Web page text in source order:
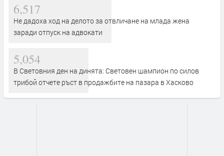
6,517
Не дадоха ход на делото за отвличане на млада жена
заради отпуск на адвокати
5,054
В Световния ден на динята: Световен шампион по силов
трибой отчете ръст в продажбите на пазара в Хасково